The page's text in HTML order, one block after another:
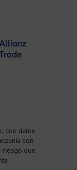
con datos
con
riesgo que